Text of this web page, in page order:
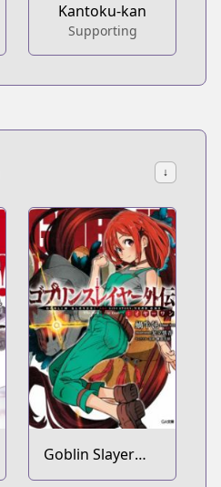
Kantoku-kan
Supporting
↓
Goblin Slayer
Gaiden: Year